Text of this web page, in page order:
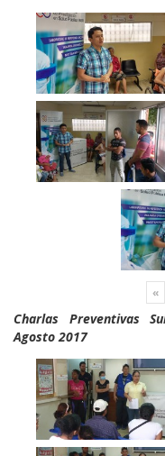
«
Charlas Preventivas
Agosto 2017